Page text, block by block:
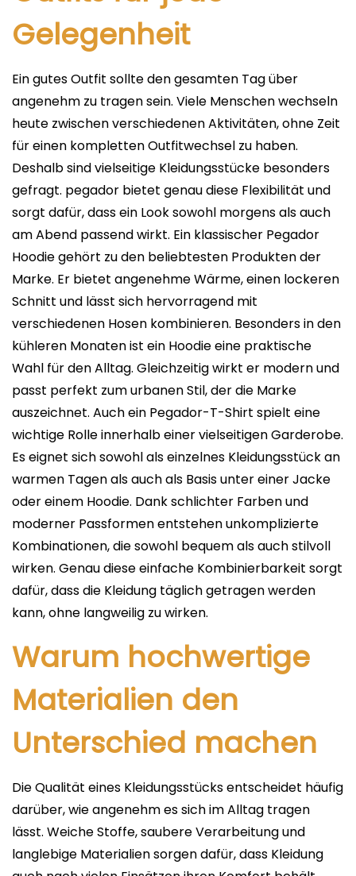
Gelegenheit
Ein gutes Outfit sollte den gesamten Tag über
angenehm zu tragen sein. Viele Menschen wechseln
heute zwischen verschiedenen Aktivitäten, ohne Zeit
für einen kompletten Outfitwechsel zu haben.
Deshalb sind vielseitige Kleidungsstücke besonders
gefragt. pegador bietet genau diese Flexibilität und
sorgt dafür, dass ein Look sowohl morgens als auch
am Abend passend wirkt. Ein klassischer Pegador
Hoodie gehört zu den beliebtesten Produkten der
Marke. Er bietet angenehme Wärme, einen lockeren
Schnitt und lässt sich hervorragend mit
verschiedenen Hosen kombinieren. Besonders in den
kühleren Monaten ist ein Hoodie eine praktische
Wahl für den Alltag. Gleichzeitig wirkt er modern und
passt perfekt zum urbanen Stil, der die Marke
auszeichnet. Auch ein Pegador-T-Shirt spielt eine
wichtige Rolle innerhalb einer vielseitigen Garderobe.
Es eignet sich sowohl als einzelnes Kleidungsstück an
warmen Tagen als auch als Basis unter einer Jacke
oder einem Hoodie. Dank schlichter Farben und
moderner Passformen entstehen unkomplizierte
Kombinationen, die sowohl bequem als auch stilvoll
wirken. Genau diese einfache Kombinierbarkeit sorgt
dafür, dass die Kleidung täglich getragen werden
kann, ohne langweilig zu wirken.
Warum hochwertige
Materialien den
Unterschied machen
Die Qualität eines Kleidungsstücks entscheidet häufig
darüber, wie angenehm es sich im Alltag tragen
lässt. Weiche Stoffe, saubere Verarbeitung und
langlebige Materialien sorgen dafür, dass Kleidung